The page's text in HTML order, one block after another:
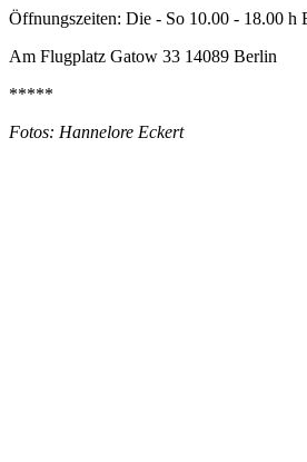
Öffnungszeiten: Die - So 10.00 - 18.00 h
Am Flugplatz Gatow 33 14089 Berlin
*****
Fotos: Hannelore Eckert